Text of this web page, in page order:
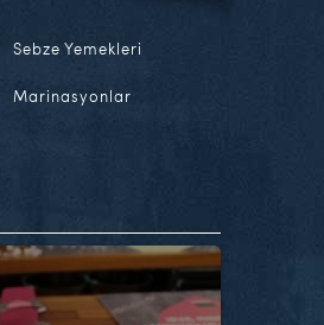
Sebze Yemekleri
Marinasyonlar